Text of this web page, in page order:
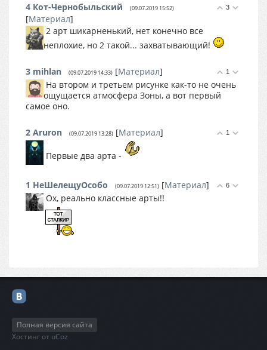
3
4 Кот-Чернобыльский (09.07.2019 15:52)
[Материал]
2 арт шикарненький, нет конечно все
неплохие, но 2 такой... захватывающий!
1
3 mihlan (09.07.2019 14:33) [Материал]
На втором и третьем рисунке как-то не очень
ощущается атмосфера Зоны, а вот первый
самое оно.
1
2 Аruron (09.07.2019 13:28) [Материал]
Первые два арта -
6
1 НеШелещуОсобо (09.07.2019 12:51) [Материал]
Ох, реально классные арты!!
Полная версия сайта
Хостинг от uCoz